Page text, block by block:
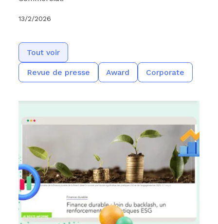
13/2/2026
Tout voir
Revue de presse Award Corporate